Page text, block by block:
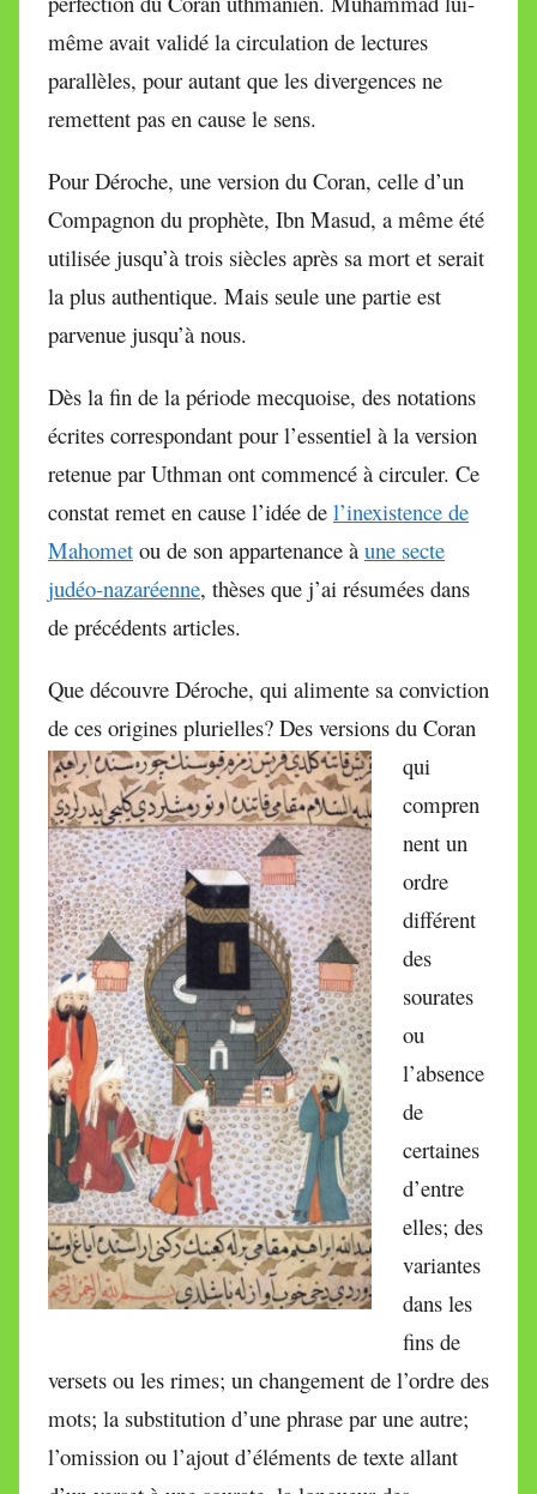
même avait validé la circulation de lectures
parallèles, pour autant que les divergences ne
remettent pas en cause le sens.
Pour Déroche, une version du Coran, celle d’un
Compagnon du prophète, Ibn Masud, a même été
utilisée jusqu’à trois siècles après sa mort et serait
la plus authentique. Mais seule une partie est
parvenue jusqu’à nous.
Dès la fin de la période mecquoise, des notations
écrites correspondant pour l’essentiel à la version
retenue par Uthman ont commencé à circuler. Ce
constat remet en cause l’idée de l’inexistence de
Mahomet ou de son appartenance à une secte
judéo-nazaréenne, thèses que j’ai résumées dans
de précédents articles.
Que découvre Déroche, qui alimente sa conviction
de ces origines plurielles? Des versions du Coran
qui
compren
nent un
ordre
différent
des
sourates
ou
l’absence
de
certaines
d’entre
elles; des
variantes
dans les
fins de
versets ou les rimes; un changement de l’ordre des
mots; la substitution d’une phrase par une autre;
l’omission ou l’ajout d’éléments de texte allant